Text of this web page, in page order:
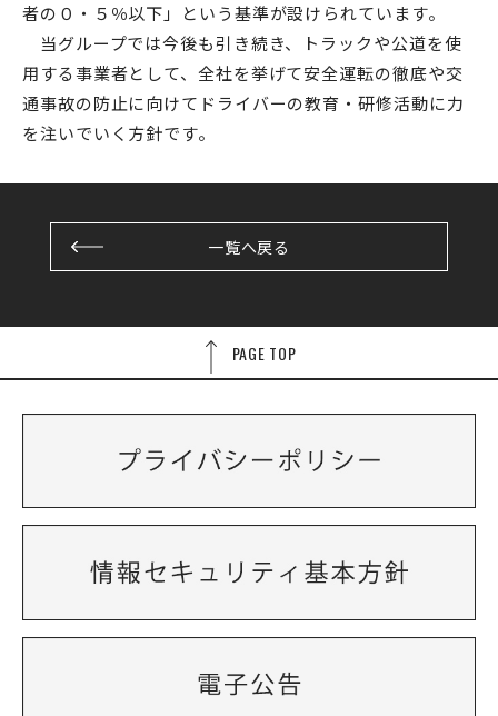
者の０・５％以下」という基準が設けられています。
当グループでは今後も引き続き、トラックや公道を使
用する事業者として、全社を挙げて安全運転の徹底や交
通事故の防止に向けてドライバーの教育・研修活動に力
を注いでいく方針です。
一覧へ戻る
PAGE TOP